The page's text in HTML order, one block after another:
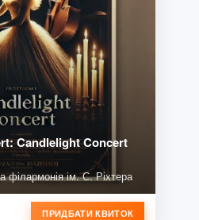
Candlelight Concert
філармонія ім. С. Ріхтера
ПРИДБАТИ КВИТОК